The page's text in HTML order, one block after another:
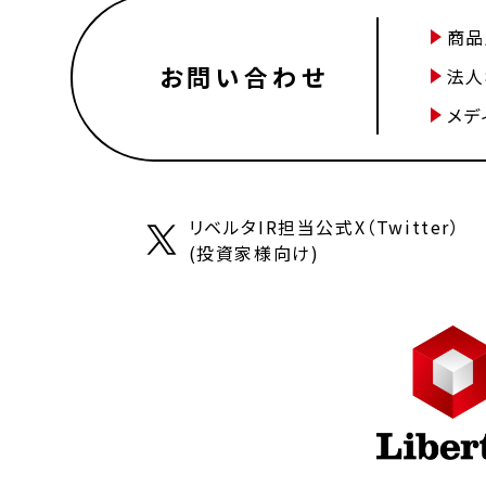
お問い合わせ
商
法
メ
リベルタIR担当公式X（Twitter）
(投資家様向け)